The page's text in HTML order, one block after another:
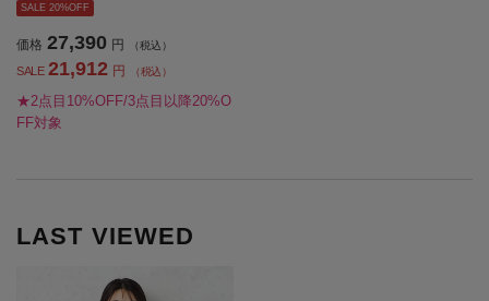
SALE 20%OFF
価格 27,390 円 （税込）
SALE 21,912 円 （税込）
★2点目10%OFF/3点目以降20%O
FF対象
LAST VIEWED